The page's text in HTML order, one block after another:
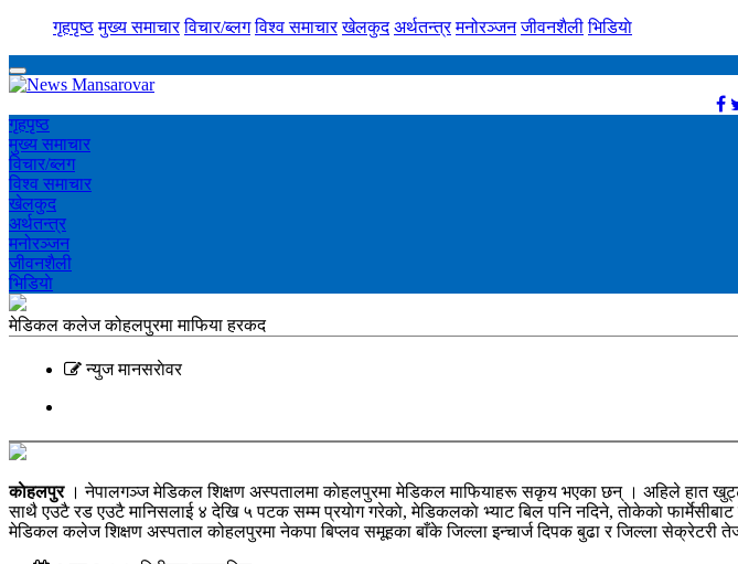
गृहपृष्ठ मुख्य समाचार विचार/ब्लग विश्व समाचार खेलकुद अर्थतन्त्र मनोरञ्‍जन जीवनशैली भिडियाे
गृहपृष्ठ
मुख्य समाचार
विचार/ब्लग
विश्व समाचार
खेलकुद
अर्थतन्त्र
मनोरञ्‍जन
जीवनशैली
भिडियाे
मेडिकल कलेज कोहलपुरमा माफिया हरकद
न्युज मानसराेवर
काेहलपुर। नेपालगञ्ज मेडिकल शिक्षण अस्पतालमा काेहलपुरमा मेडिकल माफियाहरू सकृय भएका छन् । अहिले हात
साथै एउटै रड एउटै मानिसलाई ४ देखि ५ पटक सम्म प्रयाेग गरेकाे, मेडिकलकाे भ्याट बिल पनि नदिने, ताेकेकाे
मेडिकल कलेज शिक्षण अस्पताल कोहलपुरमा नेकपा बिप्लव समूहका बाँके जिल्ला इन्चार्ज दिपक बुढा र जिल्ला सेक्रेटरी